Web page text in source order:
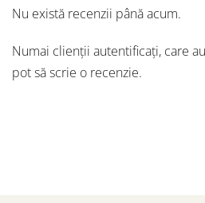
Nu există recenzii până acum.
Numai clienții autentificați, care
pot să scrie o recenzie.